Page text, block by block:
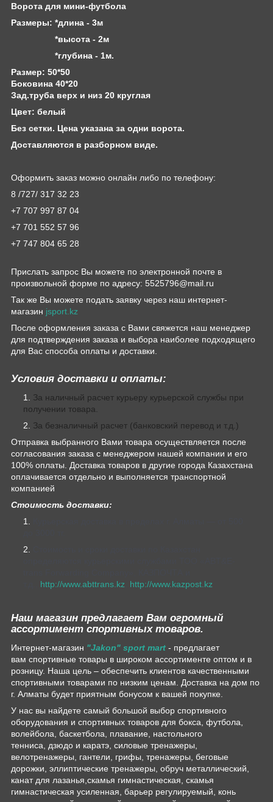
Ворота для мини-футбола
Размеры: *длина - 3м
*высота - 2м
*глубина - 1м.
Размер: 50*50
Боковина 40*20
Зад.труба верх и низ 20 круглая
Цвет: белый
Без сетки. Цена указана за одни ворота.
Доставляются в разборном виде.
Оформить заказ можно онлайн либо по телефону:
8 /727/ 317 32 23
+7 707 997 87 04
+7 701 552 57 96
+7 747 804 65 28
Прислать запрос Вы можете по электронной почте в
произвольной форме по адресу: 5525796@mail.ru
Так же Вы можете подать заявку через наш интернет-
магазин jsport.kz
После оформления заказа с Вами свяжется наш менеджер
для подтверждения заказа и выбора наиболее подходящего
для Вас способа оплаты и доставки.
Условия доставки и оплаты:
За наличный расчет курьеру курьерской службы при
получении товара.
За безналичный расчет (банковский перевод и т.д.)
Отправка выбранного Вами товара осуществляется после
согласования заказа с менеджером нашей компании и его
100% оплаты. Доставка товаров в другие города Казахстана
оплачивается отдельно и выполняется транспортной
компанией
Стоимость доставки:
http://www.abttrans.kz http://www.kazpost.kz
Наш магазин предлагает Вам огромный
ассортимент спортивных товаров.
Интернет-магазин "Jakon" sport mart - предлагает
вам спортивные товары в широком ассортименте оптом и в
розницу. Наша цель – обеспечить клиентов качественными
спортивными товарами по низким ценам. Доставка на дом по
г. Алматы будет приятным бонусом к вашей покупке.
У нас вы найдете самый большой выбор спортивного
оборудования и спортивных товаров для бокса, футбола,
волейбола, баскетбола, плавание, настольного
тенниса, дзюдо и каратэ, силовые тренажеры,
велотренажеры, гантели, грифы, тренажеры, беговые
дорожки, эллиптические тренажеры, обруч металлический,
канат для лазанья,скамья гимнастическая, скамья
гимнастическая усиленная, барьер регулируемый, конь